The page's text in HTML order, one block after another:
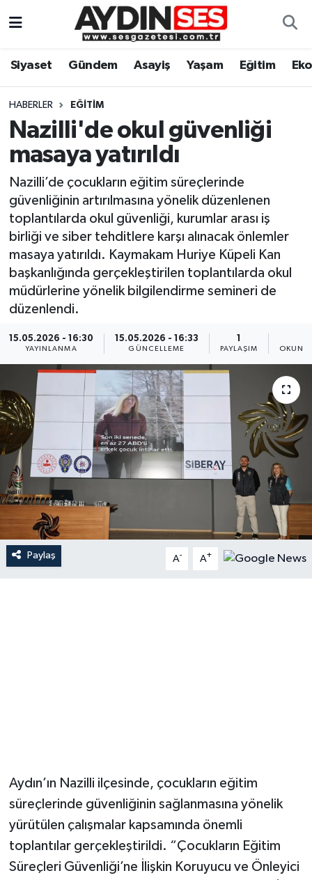
Siyaset Gündem Asayiş Yaşam Eğitim
HABERLER EĞITIM
Nazilli'de okul güvenliği
masaya yatırıldı
Nazilli’de çocukların eğitim süreçlerinde
güvenliğinin artırılmasına yönelik düzenlenen
toplantılarda okul güvenliği, kurumlar arası iş
birliği ve siber tehditlere karşı alınacak önlemler
masaya yatırıldı. Kaymakam Huriye Küpeli Kan
başkanlığında gerçekleştirilen toplantılarda okul
müdürlerine yönelik bilgilendirme semineri de
düzenlendi.
15.05.2026 - 16:30
YAYINLANMA
15.05.2026 - 16:33
GÜNCELLEME PAYLAŞIM
Paylaş A- A+
Aydın’ın Nazilli ilçesinde, çocukların eğitim
süreçlerinde güvenliğinin sağlanmasına yönelik
yürütülen çalışmalar kapsamında önemli
toplantılar gerçekleştirildi. “Çocukların Eğitim
Süreçleri Güvenliği’ne İlişkin Koruyucu ve Önleyici
Gündem
Siyaset
Ekonomi
Yaşam
Eğitim
Kültür Sanat
Spor
Aydın Hava Durumu
Aydin Namaz Vakitleri
Aydın Trafik Yoğunluk Haritası
Süper Lig Puan Durumu ve Fikstür
Tüm Manşetler
Son Dakika Haberleri
Haber Arşivi